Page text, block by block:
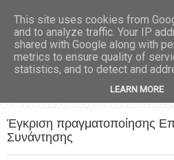
Έγκριση πραγματοποίησης
Συνάντησης
This site uses cookies from
and to analyze traffic. Your IP
shared with Google along with
metrics to ensure quality of
statistics, and to detect and
LEARN MORE